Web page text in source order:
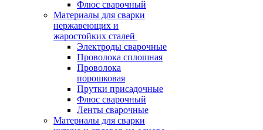
Флюс сварочный
Материалы для сварки
нержавеющих и
жаростойких сталей
Электроды сварочные
Проволока сплошная
Проволока
порошковая
Прутки присадочные
Флюс сварочный
Ленты сварочные
Материалы для сварки